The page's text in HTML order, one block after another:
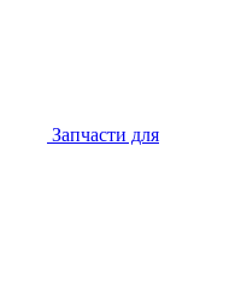
Запчасти для